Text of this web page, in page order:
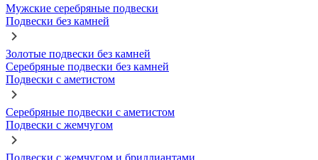
Мужские серебряные подвески
Подвески без камней
Золотые подвески без камней
Серебряные подвески без камней
Подвески с аметистом
Серебряные подвески с аметистом
Подвески с жемчугом
Подвески с жемчугом и бриллиантами